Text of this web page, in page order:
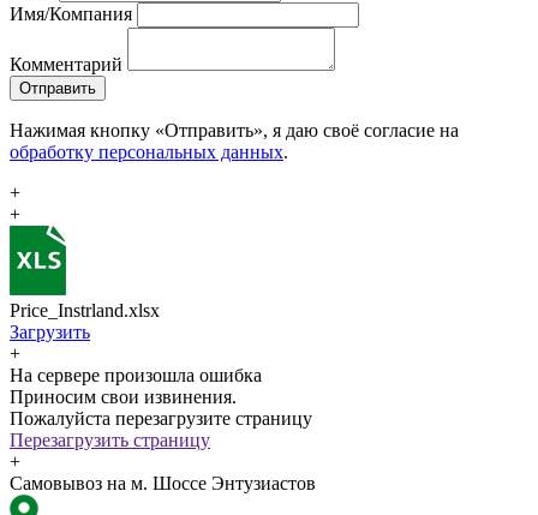
Имя/Компания
Комментарий
Отправить
Нажимая кнопку «Отправить», я даю своё согласие на
обработку персональных данных.
+
+
Price_Instrland.xlsx
Загрузить
+
На сервере произошла ошибка
Приносим свои извинения.
Пожалуйста перезагрузите страницу
Перезагрузить страницу
+
Самовывоз на м. Шоссе Энтузиастов